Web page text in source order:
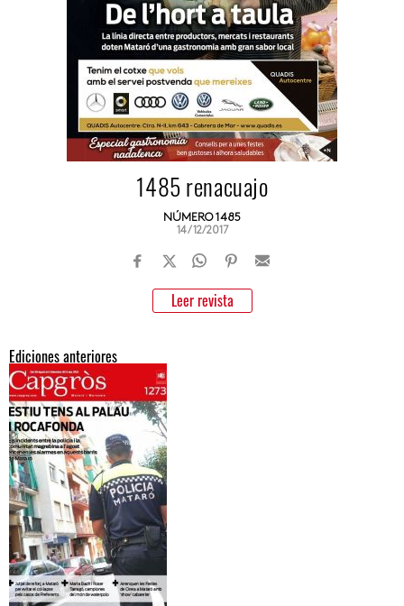
1485 renacuajo
NÚMERO 1485
14/12/2017
Leer revista
Ediciones anteriores